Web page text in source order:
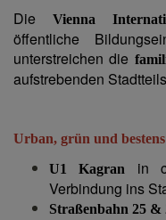
Die
Vienna
öffentliche
unterstreichen die
aufstrebenden
Urban, grün und
U1 Kagran
in
Verbindung ins
Straßenbahn 25 &